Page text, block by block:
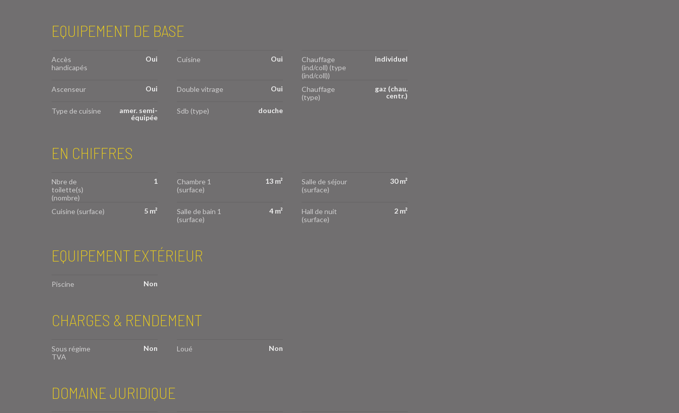
EQUIPEMENT DE BASE
Accès
handicapés
Oui Cuisine Oui
Chauffage
(ind/coll) (type
(ind/coll))
individuel
Ascenseur Oui Double vitrage Oui
Chauffage
(type)
gaz (chau.
centr.)
Type de cuisine
amer. semi-
équipée
Sdb (type) douche
EN CHIFFRES
Nbre de
toilette(s)
(nombre)
1
Chambre 1
(surface)
13 m²
Salle de séjour
(surface)
30 m²
Cuisine (surface) 5 m²
Salle de bain 1
(surface)
4 m²
Hall de nuit
(surface)
2 m²
EQUIPEMENT EXTÉRIEUR
Piscine Non
CHARGES & RENDEMENT
Sous régime
TVA
Non Loué Non
DOMAINE JURIDIQUE